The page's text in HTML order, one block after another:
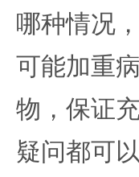
哪种情况
可能加重
物，保证
疑问都可